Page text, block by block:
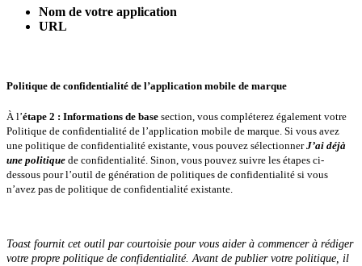
Nom de votre application
URL
Politique de confidentialité de l’application mobile de marque
À l’étape 2 : Informations de base section, vous compléterez également votre
Politique de confidentialité de l’application mobile de marque. Si vous avez
une politique de confidentialité existante, vous pouvez sélectionnerJ’ai déjà
une politique de confidentialité. Sinon, vous pouvez suivre les étapes ci-
dessous pour l’outil de génération de politiques de confidentialité si vous
n’avez pas de politique de confidentialité existante.
Toast fournit cet outil par courtoisie pour vous aider à commencer à rédiger
votre propre politique de confidentialité. Avant de publier votre politique, il